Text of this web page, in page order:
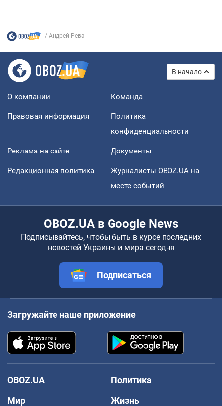
Андрей Рева
В начало
О компании Команда
Правовая информация
Политика
конфиденциальности
Реклама на сайте Документы
Редакционная политика
Журналисты OBOZ.UA на
месте событий
OBOZ.UA в Google News
Подписывайтесь, чтобы быть в курсе последних
новостей Украины и мира сегодня
Подписаться
Загружайте наше приложение
OBOZ.UA
Политика
Мир
Жизнь